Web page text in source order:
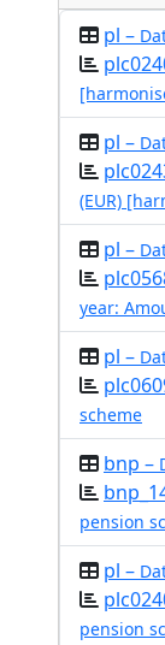
pl –
pl –
(EUR)
pl –
year:
pl –
scheme
bnp –
pension
pl –
pension